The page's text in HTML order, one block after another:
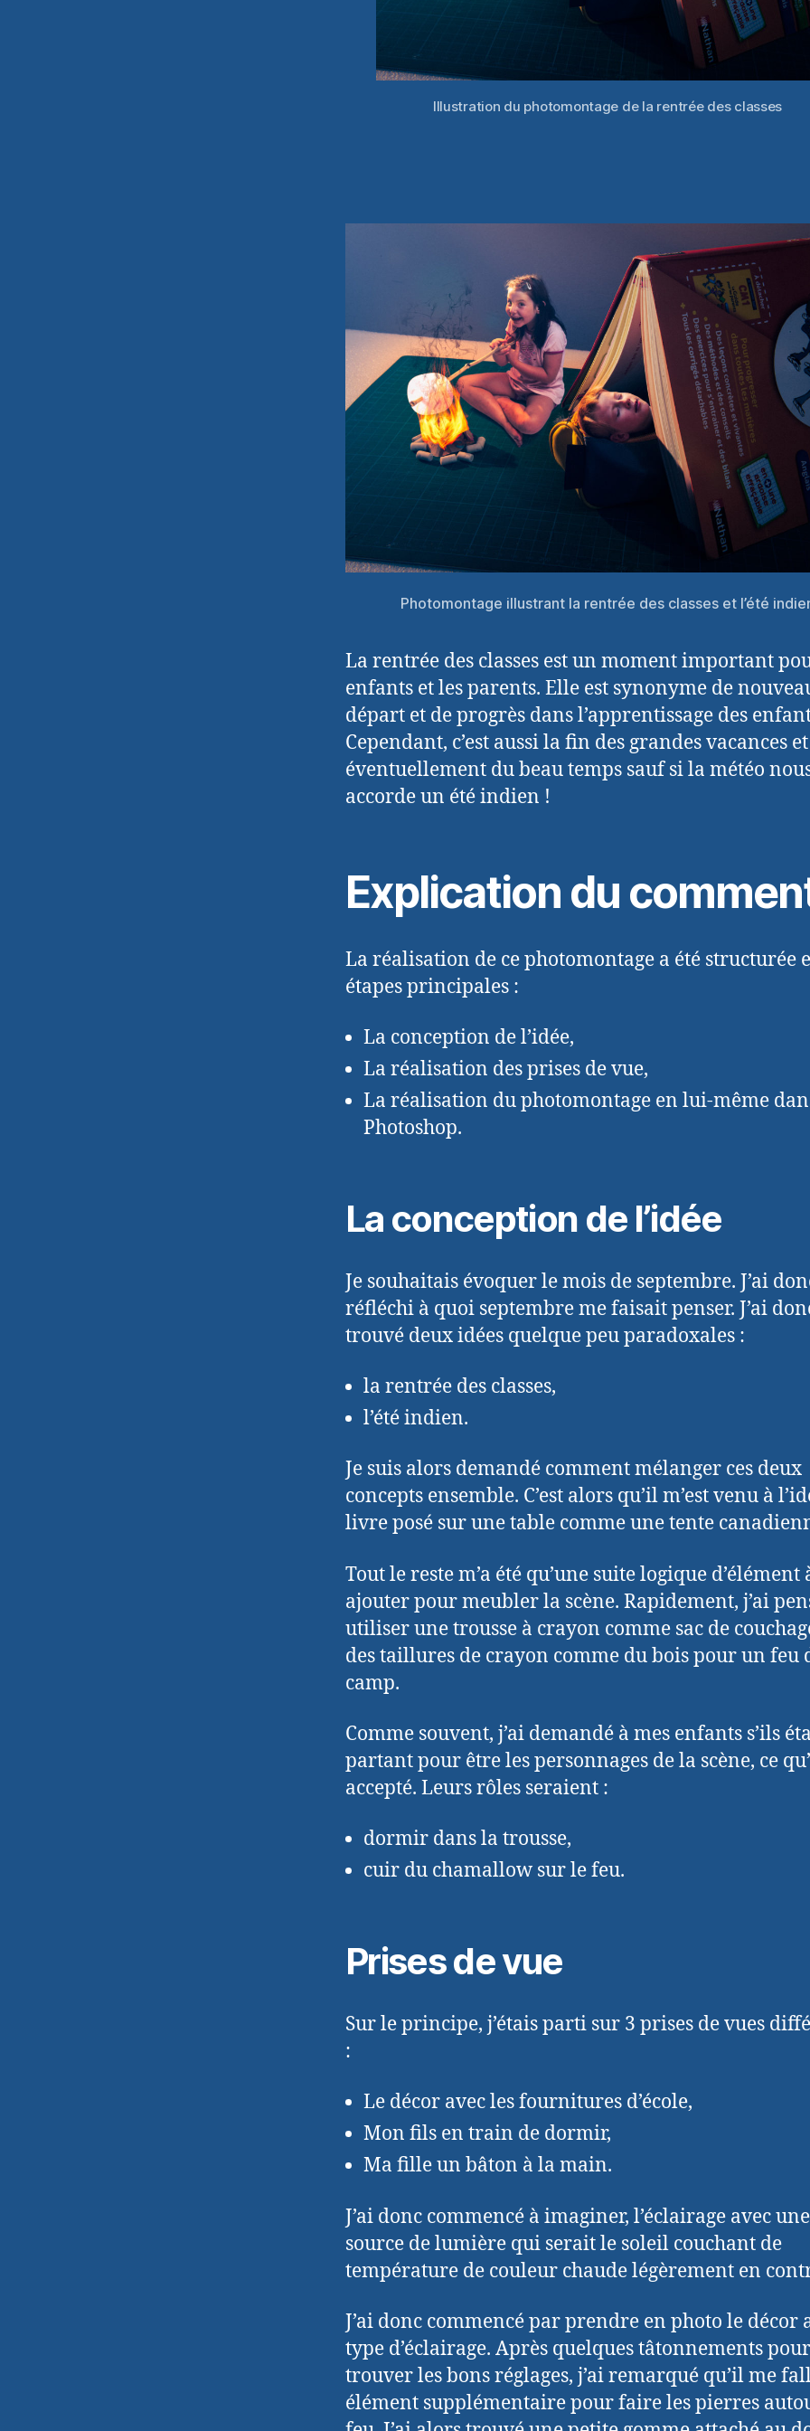
Illustration du photomontage de la rentrée des classes
Photomontage illustrant la rentrée des classes et l’été
La rentrée des classes est un moment important
enfants et les parents. Elle est synonyme de
départ et de progrès dans l’apprentissage des
Cependant, c’est aussi la fin des grandes vacances et
éventuellement du beau temps sauf si la météo
accorde un été indien !
Explication du
La réalisation de ce photomontage a été structurée
étapes principales :
La conception de l’idée,
La réalisation des prises de vue,
La réalisation du photomontage en lui-même
Photoshop.
La conception de l’idée
Je souhaitais évoquer le mois de septembre. J’ai
réfléchi à quoi septembre me faisait penser. J’ai
trouvé deux idées quelque peu paradoxales :
la rentrée des classes,
l’été indien.
Je suis alors demandé comment mélanger ces deux
concepts ensemble. C’est alors qu’il m’est venu à
livre posé sur une table comme une tente
Tout le reste m’a été qu’une suite logique d’élément
ajouter pour meubler la scène. Rapidement, j’ai
utiliser une trousse à crayon comme sac de
des taillures de crayon comme du bois pour un feu
camp.
Comme souvent, j’ai demandé à mes enfants s’ils
partant pour être les personnages de la scène, ce
accepté. Leurs rôles seraient :
dormir dans la trousse,
cuir du chamallow sur le feu.
Prises de vue
Sur le principe, j’étais parti sur 3 prises de vues
:
Le décor avec les fournitures d’école,
Mon fils en train de dormir,
Ma fille un bâton à la main.
J’ai donc commencé à imaginer, l’éclairage avec
source de lumière qui serait le soleil couchant de
température de couleur chaude légèrement en
J’ai donc commencé par prendre en photo le décor
type d’éclairage. Après quelques tâtonnements pour
trouver les bons réglages, j’ai remarqué qu’il me
élément supplémentaire pour faire les pierres